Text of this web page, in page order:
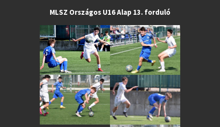
MLSZ Országos U16 Alap 13. forduló